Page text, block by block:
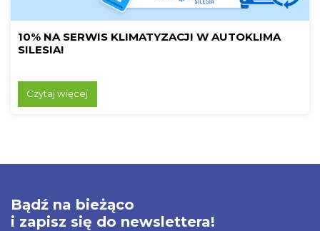
10% NA SERWIS KLIMATYZACJI W AUTOKLIMA
SILESIA!
Czytaj więcej
Bądź na bieżąco
i zapisz się do newslettera!